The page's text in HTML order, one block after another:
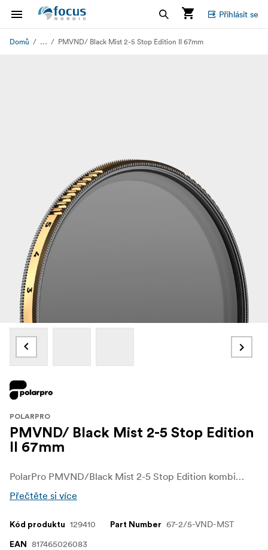
Přihlásit se
Domů ... PMVND/ Black Mist 2-5 Stop Edition II 67mm
POLARPRO
PMVND/ Black Mist 2-5 Stop Edition
II 67mm
PolarPro PMVND/Black Mist 2-5 Stop Edition kombinuje dva výkonné nástroje do jednoho, který filmařům a fotografům poskytuje bezkonkurenční kontrolu nad světlem a atmosférou. Tento jedinečný filtr umožňuje plynule upravovat expozici pomocí variabilního rozsahu neutrální hustoty a zároveň přidává jemný difuzní efekt pomocí prvku Black Mist, což je ideální pro vytvoření jemného, filmového vzhledu, aniž byste museli skládat dva oblíbené filtry. Ať už fotografujete za ostrého denního světla, nebo vytváříte zasněnou atmosférickou scénu, tento filtr je navržen tak, aby vám pomohl uvést vaši tvůrčí vizi v život.
Přečtěte si více
Kód produktu 129410 Part Number 67-2/5-VND-MST
EAN 817465026083